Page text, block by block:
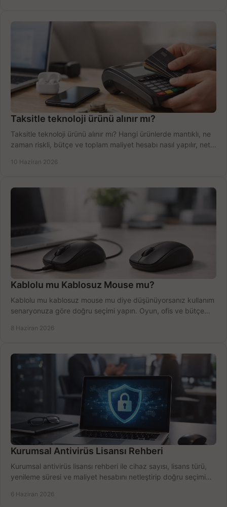
Taksitle teknoloji ürünü alınır mı?
Taksitle teknoloji ürünü alınır mı? Hangi ürünlerde mantıklı, ne
zaman riskli, bütçe ve toplam maliyet hesabı nasıl yapılır, net
10 Haziran 2026
Kablolu mu Kablosuz Mouse mu?
Kablolu mu kablosuz mouse mu diye düşünüyorsanız kullanım
senaryonuza göre doğru seçimi yapın. Oyun, ofis ve bütçe
8 Haziran 2026
Kurumsal Antivirüs Lisansı Rehberi
Kurumsal antivirüs lisansı rehberi ile cihaz sayısı, lisans türü,
yenileme süresi ve maliyet hesabını netleştirip doğru seçimi
6 Haziran 2026